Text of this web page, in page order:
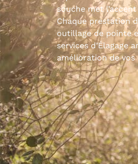
souche met
Chaque prestation
outillage de pointe
services d’Élagage
amélioration de vos